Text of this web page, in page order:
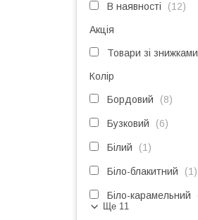
В наявності 12
Акція
Товари зі знижками
Колір
Бордовий 8
Бузковий 6
Білий 1
Біло-блакитний 1
Біло-карамельний
Ще 11